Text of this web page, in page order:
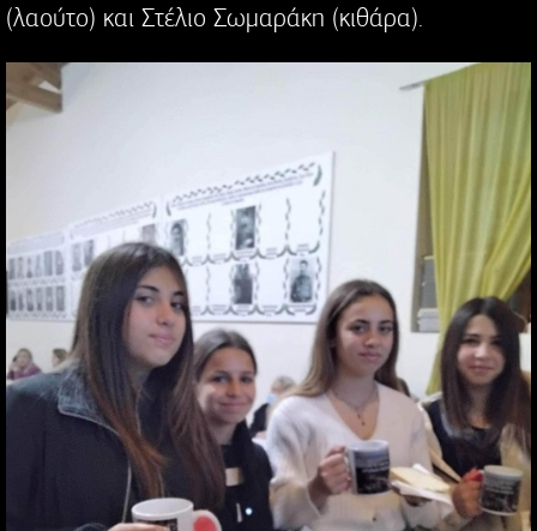
(λαούτο) και Στέλιο Σωμαράκη (κιθάρα).